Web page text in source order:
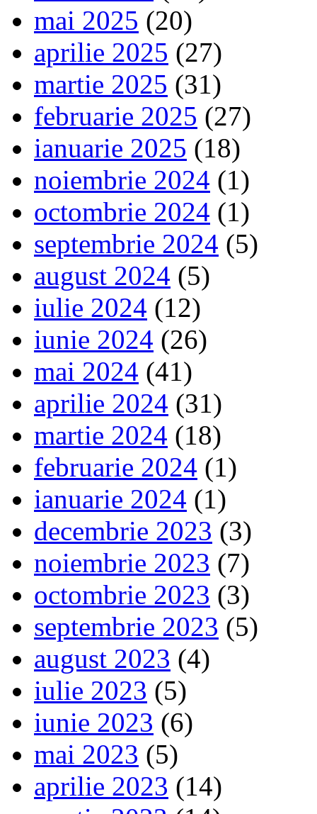
mai 2025 (20)
aprilie 2025 (27)
martie 2025 (31)
februarie 2025 (27)
ianuarie 2025 (18)
noiembrie 2024 (1)
octombrie 2024 (1)
septembrie 2024 (5)
august 2024 (5)
iulie 2024 (12)
iunie 2024 (26)
mai 2024 (41)
aprilie 2024 (31)
martie 2024 (18)
februarie 2024 (1)
ianuarie 2024 (1)
decembrie 2023 (3)
noiembrie 2023 (7)
octombrie 2023 (3)
septembrie 2023 (5)
august 2023 (4)
iulie 2023 (5)
iunie 2023 (6)
mai 2023 (5)
aprilie 2023 (14)